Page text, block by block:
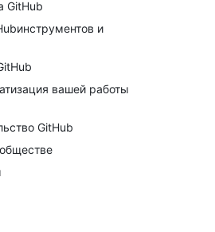
GitHub
и
вашей работы
GitHub